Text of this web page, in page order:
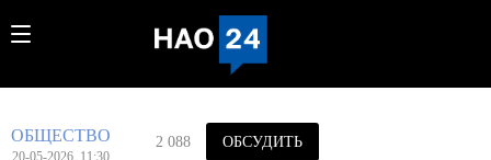
ОБЩЕСТВО
20-05-2026, 11:30
2 088 ОБСУДИТЬ